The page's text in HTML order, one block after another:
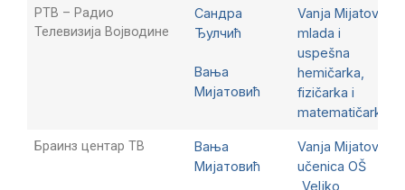
РТВ – Радио
Телевизија Војводине
Сандра
Ђулчић
Вања
Мијатовић
Vanja Mijatović,
mlada i
uspešna
hemičarka,
fizičarka i
matematičarka
Браинз центар ТВ
Вања
Мијатовић
Vanja Mijatović
učenica OŠ
„Veljko